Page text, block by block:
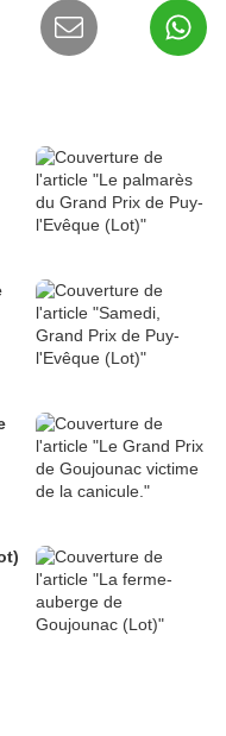
(Lot)